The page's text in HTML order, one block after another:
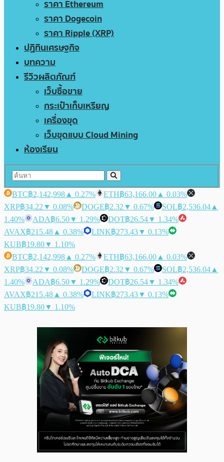
ราคา Ethereum
ราคา Dogecoin
ราคา Ripple (XRP)
ปฏิทินเศรษฐกิจ
บทความ
รีวิวผลิตภัณฑ์
เว็บซื้อขาย
กระเป๋าเก็บเหรียญ
เครื่องขุด
เว็บขุดแบบ Cloud Mining
ห้องเรียน
BTC฿2,142,998 ▲ 0.27% ETH฿63,166.00 ▲ 0.03%
XRP฿34.22 ▼ 0.08% DOGE฿2.32 ▼ 0.67% SOL฿2,536.04 ▲
1.40%
ADA฿6.50▼ 1.29% DOT฿26.54▼ 1.34%
AVAX฿215.48 ▲ 0.38% LINK฿273.43▼ 0.13%
KUB฿19.80▼ 1.10%
BTC฿2,142,998 ▲ 0.27% ETH฿63,166.00 ▲ 0.03%
XRP฿34.22 ▼ 0.08% DOGE฿2.32 ▼ 0.67% SOL฿2,536.04 ▲
1.40%
ADA฿6.50▼ 1.29% DOT฿26.54▼ 1.34%
AVAX฿215.48 ▲ 0.38% LINK฿273.43▼ 0.13%
KUB฿19.80▼ 1.10%